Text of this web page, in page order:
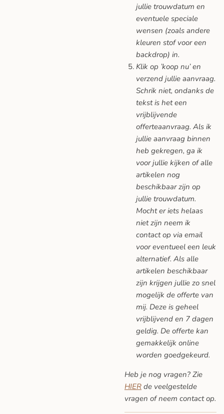
jullie trouwdatum en
eventuele speciale
wensen (zoals andere
kleuren stof voor een
backdrop) in.
Klik op ’koop nu’ en
verzend jullie aanvraag.
Schrik niet, ondanks de
tekst is het een
vrijblijvende
offerteaanvraag. Als ik
jullie aanvraag binnen
heb gekregen, ga ik
voor jullie kijken of alle
artikelen nog
beschikbaar zijn op
jullie trouwdatum.
Mocht er iets helaas
niet zijn neem ik
contact op via email
voor eventueel een leuk
alternatief. Als alle
artikelen beschikbaar
zijn krijgen jullie zo snel
mogelijk de offerte van
mij. Deze is geheel
vrijblijvend en 7 dagen
geldig. De offerte kan
gemakkelijk online
worden goedgekeurd.
Heb je nog vragen? Zie
HIER de veelgestelde
vragen of neem contact op.